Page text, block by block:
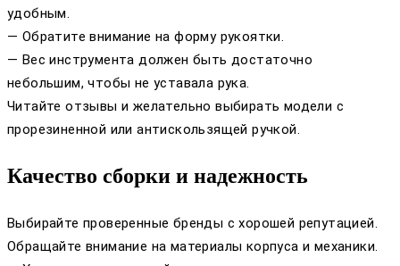
удобным.
— Обратите внимание на форму рукоятки.
— Вес инструмента должен быть достаточно
небольшим, чтобы не уставала рука.
Читайте отзывы и желательно выбирать модели с
прорезиненной или антискользящей ручкой.
Качество сборки и надежность
Выбирайте проверенные бренды с хорошей репутацией.
Обращайте внимание на материалы корпуса и механики.